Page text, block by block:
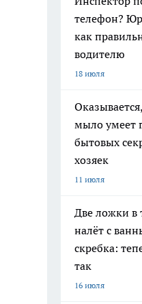
телефон?
как
водителю
18 июля
мыло умеет
бытовых
хозяек
11 июля
Две ложки
налёт с
скребка:
так
16 июля